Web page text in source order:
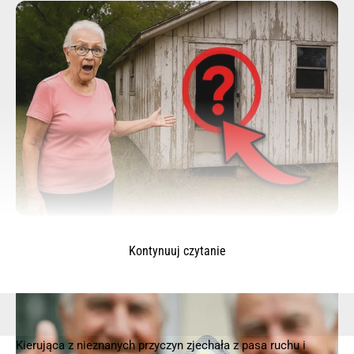
Kierująca z nieznanych przyczyn zjechała z pasa ruchu i
Kontynuuj czytanie